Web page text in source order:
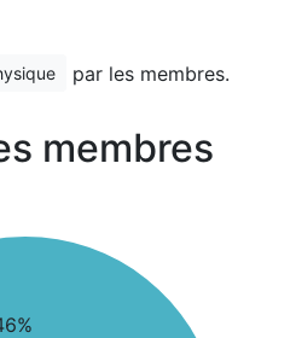
par les membres.
membres